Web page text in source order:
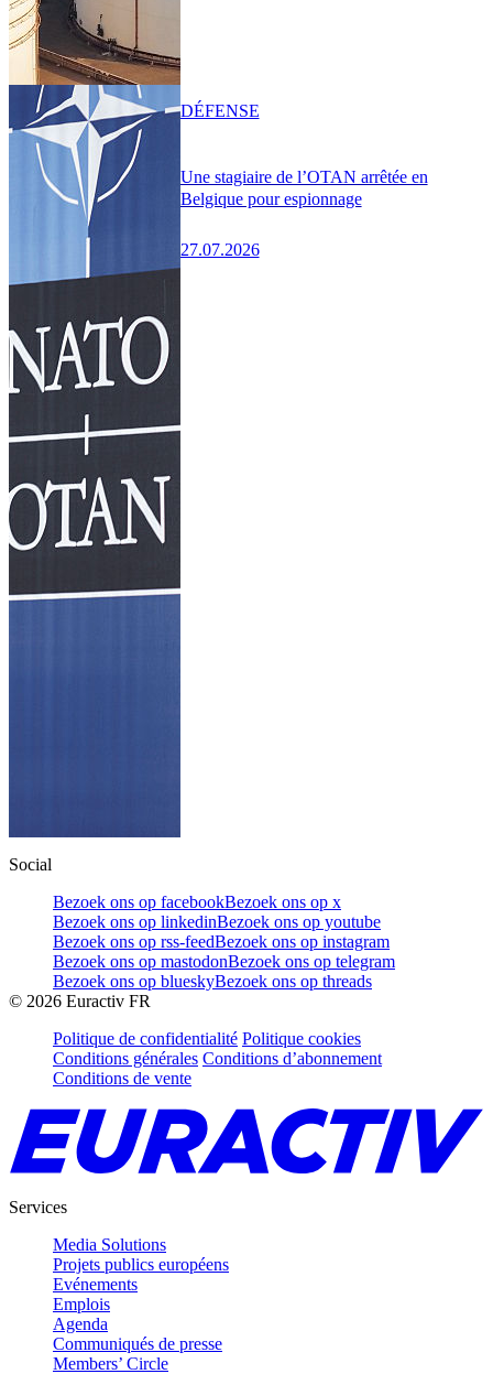
Une stagiaire de l’OTAN arrêtée en
Belgique pour espionnage
27.07.2026
DÉFENSE
Social
Bezoek ons op facebookBezoek ons op x
Bezoek ons op linkedinBezoek ons op youtube
Bezoek ons op rss-feedBezoek ons op instagram
Bezoek ons op mastodonBezoek ons op telegram
Bezoek ons op blueskyBezoek ons op threads
© 2026 Euractiv FR
Politique de confidentialité Politique cookies
Conditions générales Conditions d’abonnement
Conditions de vente
Services
Media Solutions
Projets publics européens
Evénements
Emplois
Agenda
Communiqués de presse
Members’ Circle